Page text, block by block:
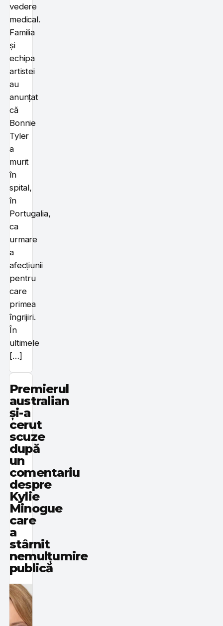
vedere
medical.
Familia
și
echipa
artistei
au
anunțat
că
Bonnie
Tyler
a
murit
în
spital,
în
Portugalia,
ca
urmare
a
afecțiunii
pentru
care
primea
îngrijiri.
În
ultimele
[…]
Premierul
australian
și-a
cerut
scuze
după
un
comentariu
despre
Kylie
Minogue
care
a
stârnit
nemulțumire
publică